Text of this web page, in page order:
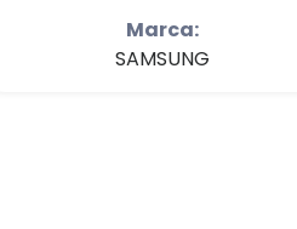
Marca:
SAMSUNG